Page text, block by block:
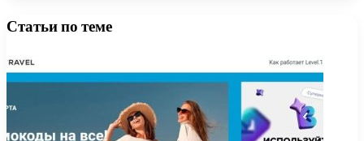
Статьи по теме